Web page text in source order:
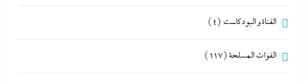
القناة و البودكاست (4)
القوات المسلحة(117)